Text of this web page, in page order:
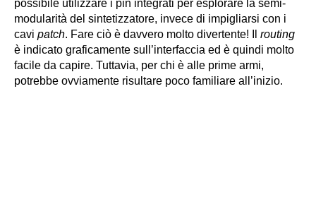
possibile utilizzare i pin integrati per esplorare la semi-
modularità del sintetizzatore, invece di impigliarsi con i
cavi patch. Fare ciò è davvero molto divertente! Il routing
è indicato graficamente sull’interfaccia ed è quindi molto
facile da capire. Tuttavia, per chi è alle prime armi,
potrebbe ovviamente risultare poco familiare all’inizio.